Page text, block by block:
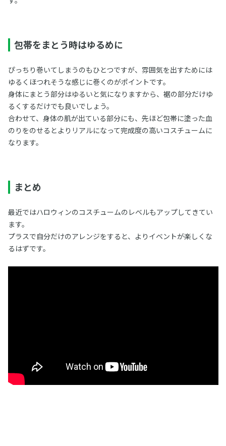
包帯をまとう時はゆるめに
ぴっちり巻いてしまうのもひとつですが、雰囲気を出すためには
ゆるくほつれそうな感じに巻くのがポイントです。
身体にまとう部分はゆるいと気になりますから、裾の部分だけゆ
るくするだけでも良いでしょう。
合わせて、身体の肌が出ている部分にも、先ほど包帯に塗った血
のりをのせるとよりリアルになって完成度の高いコスチュームに
なります。
まとめ
最近ではハロウィンのコスチュームのレベルもアップしてきてい
ます。
プラスで自分だけのアレンジをすると、よりイベントが楽しくな
るはずです。